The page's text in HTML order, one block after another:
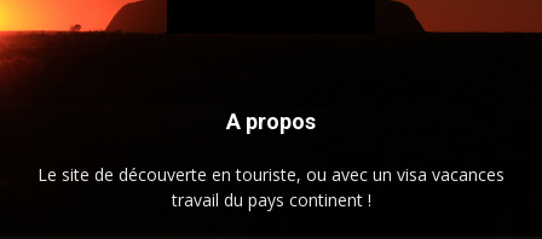
A propos
Le site de découverte en touriste, ou avec un visa vacances
travail du pays continent !